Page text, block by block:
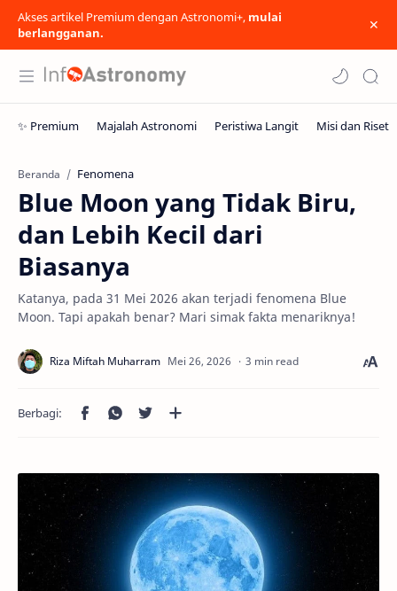
Akses artikel Premium dengan Astronomi+, mulai
berlangganan.
Beranda Fenomena
Blue Moon yang Tidak Biru,
dan Lebih Kecil dari
Biasanya
Katanya, pada 31 Mei 2026 akan terjadi fenomena Blue
Moon. Tapi apakah benar? Mari simak fakta menariknya!
3 min read